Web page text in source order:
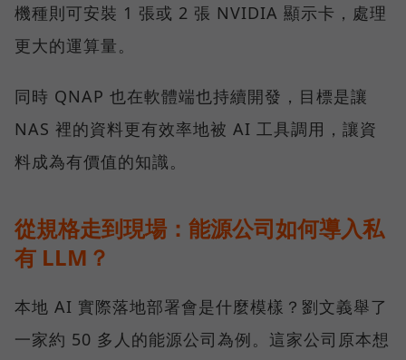
機種則可安裝 1 張或 2 張 NVIDIA 顯示卡，處理
更大的運算量。
同時 QNAP 也在軟體端也持續開發，目標是讓
NAS 裡的資料更有效率地被 AI 工具調用，讓資
料成為有價值的知識。
從規格走到現場：能源公司如何導入私
有 LLM？
本地 AI 實際落地部署會是什麼模樣？劉文義舉了
一家約 50 多人的能源公司為例。這家公司原本想